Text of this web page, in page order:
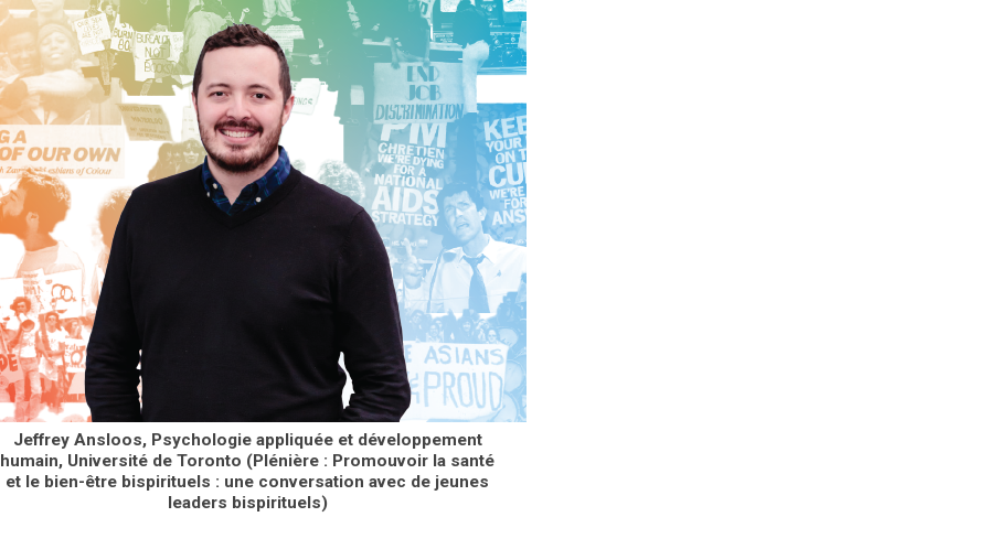
Jeffrey Ansloos, Psychologie appliquée et développement
humain, Université de Toronto (Plénière : Promouvoir la santé
et le bien-être bispirituels : une conversation avec de jeunes
leaders bispirituels)